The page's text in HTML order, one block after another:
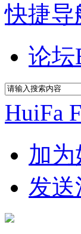
快捷导
论坛
HuiFa
加为
发送